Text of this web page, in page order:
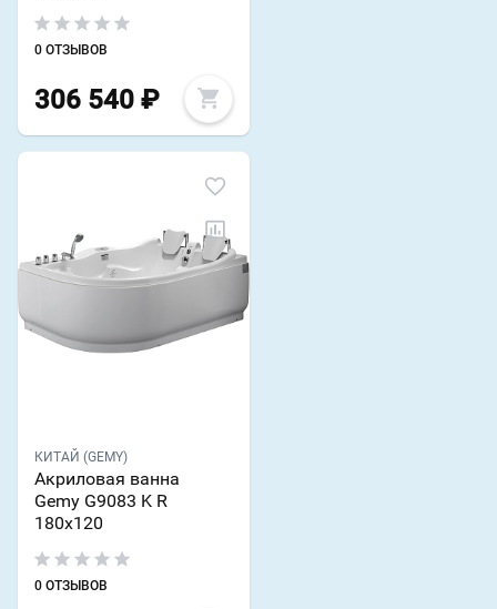
0 ОТЗЫВОВ
306 540 ₽
КИТАЙ (GEMY)
Акриловая ванна
Gemy G9083 K R
180х120
0 ОТЗЫВОВ